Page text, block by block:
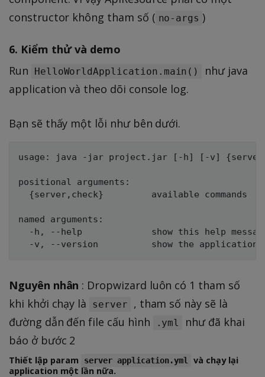
constructor không tham số ( no-args )
6. Kiểm thử và demo
Run HelloWorldApplication.main()
như java
application và theo dõi console log.
Bạn sẽ thấy một lỗi như bên dưới.
usage: java -jar project.jar [-h] [-v]
positional arguments:
  {server,check}         available commands
named arguments:
-h, --help             show this help
Nguyên nhân : Dropwizard luôn có 1 tham số
khi khởi chạy là
server
, tham số này sẽ là
đường dẫn đến file cấu hình
.yml
như đã khai
báo ở bước 2
Thiết lập param server application.yml
và chạy lại
application một lần nữa.